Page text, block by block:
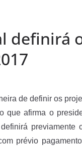
definirá
de definir os
que afirma o
previamente
prévio